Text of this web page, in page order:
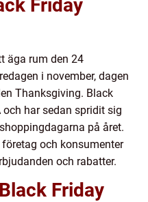
Friday
äga rum den 24
i november, dagen
Thanksgiving. Black
har sedan spridit sig
på året.
och konsumenter
och rabatter.
Friday